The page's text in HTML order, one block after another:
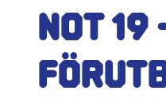
Not 19